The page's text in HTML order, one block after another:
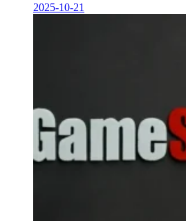
2025-10-21